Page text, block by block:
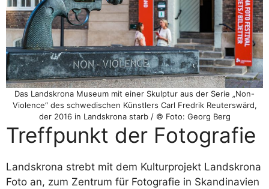
Das Landskrona Museum mit einer Skulptur aus der Serie „Non-
Violence“ des schwedischen Künstlers Carl Fredrik Reuterswärd,
der 2016 in Landskrona starb / © Foto: Georg Berg
Treffpunkt der Fotografie
Landskrona strebt mit dem Kulturprojekt Landskrona
Foto an, zum Zentrum für Fotografie in Skandinavien